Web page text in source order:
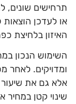
תרחישים שונים,
או לעדכן הוצאות
האיזון בלחיצת
השימוש הנכון
ומדויקים. לאחר
אלא גם את
שינוי קטן במחיר